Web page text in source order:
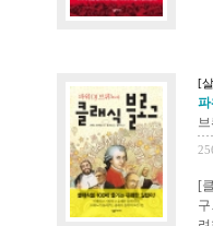
[
파
[